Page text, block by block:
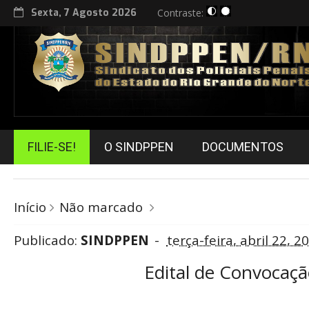
Sexta, 7 Agosto 2026 Contraste:
FILIE-SE! O SINDPPEN DOCUMENTOS
Início
Não marcado
Publicado: SINDPPEN terça-feira, abril 22,
Edital de